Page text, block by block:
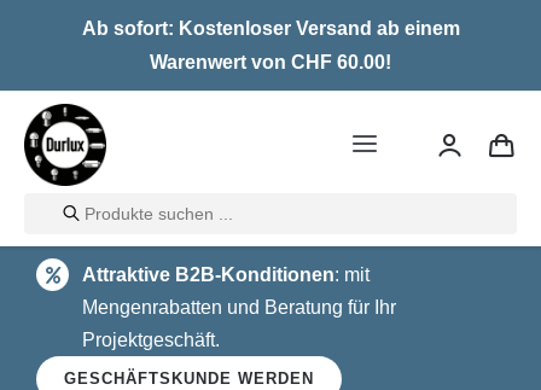
Ab sofort: Kostenloser Versand ab einem
Warenwert von CHF 60.00!
Toggle
Home
LED
Halogen
Products
search
Attraktive B2B-Konditionen: mit
Mengenrabatten und Beratung für Ihr
Projektgeschäft.
GESCHÄFTSKUNDE WERDEN